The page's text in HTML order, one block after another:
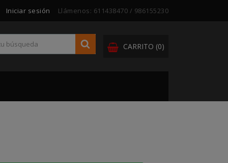
Iniciar sesión Llámenos: 611438470 / 986155230
CARRITO (0)